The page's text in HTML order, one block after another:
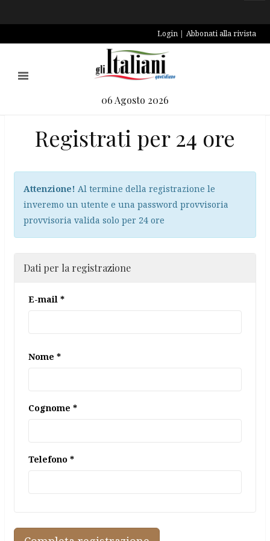
Login Abbonati alla rivista
06 Agosto 2026
Registrati per 24 ore
Attenzione! Al termine della registrazione le
inveremo un utente e una password provvisoria
provvisoria valida solo per 24 ore
Dati per la registrazione
E-mail *
Nome *
Cognome *
Telefono *